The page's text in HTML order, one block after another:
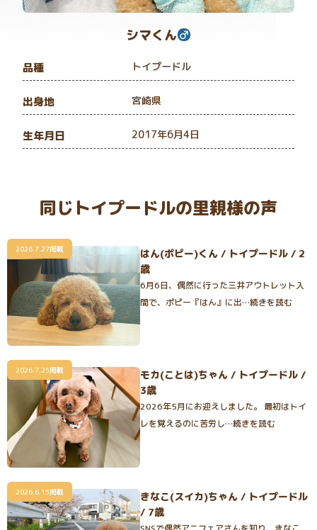
シマくん
品種 トイプードル
出身地 宮崎県
生年月日 2017年6月4日
同じトイプードルの里親様の声
2026.7.27掲載
はん(ポピー)くん / トイプードル / 2
歳
6月6日、偶然に行った三井アウトレット入
間で、ポピー『はん』に出…続きを読む
2026.7.25掲載
モカ(ことは)ちゃん / トイプードル /
3歳
2026年5月にお迎えしました。 最初はトイ
レを覚えるのに苦労し…続きを読む
2026.6.15掲載
きなこ(スイカ)ちゃん / トイプードル
/ 7歳